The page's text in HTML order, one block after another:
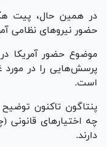
در همین حال، پیت
حضور نیرو‌های نظامی
موضوع حضور آمریکا
پرسش‌هایی را در مورد
است.
پنتاگون تاکنون
چه اختیار‌های قانونی
دارند.